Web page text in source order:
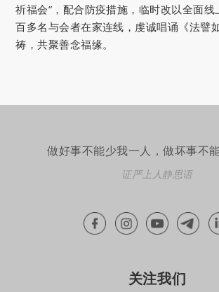
祈福会”，配合防疫措施，临时改以全面
百多名与会者在家连线，虔诚唱诵《法譬
祷，共聚善念福缘。
做好事不能少我一人，做坏事不
证严上人静思语
关注我们